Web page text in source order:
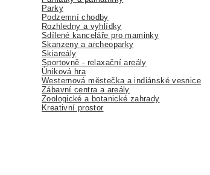
Parky
Podzemní chodby
Rozhledny a vyhlídky
Sdílené kanceláře pro maminky
Skanzeny a archeoparky
Skiareály
Sportovně - relaxační areály
Úniková hra
Westernová městečka a indiánské vesnice
Zábavní centra a areály
Zoologické a botanické zahrady
Kreativní prostor